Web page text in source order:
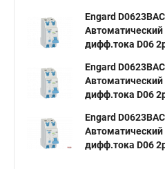
Engard
дифф.тока D06
Engard
дифф.тока D06
Engard
дифф.тока D06